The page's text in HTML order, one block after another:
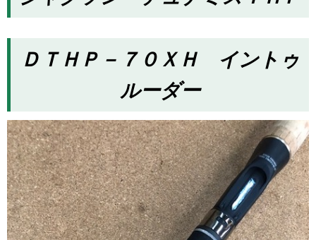
ＤＴＨＰ－７０ＸＨ イントゥ
ルーダー